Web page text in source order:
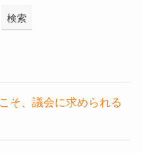
検索
そ、議会に求められる